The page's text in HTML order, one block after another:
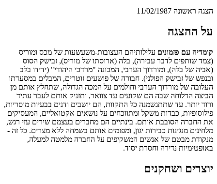
הצגה ראשונה 11/02/1987
על ההצגה
קומדיה עם פזמונים עלילותיהם העצובות-משעשעות של מכס ומוריס
(צמד שותפים לדבר עבירה), בלה (ארוסתו של מוריס), זבישק הסוס
(אביה של בלה), ומורדוך הערבי, המכונה "מרדכי היהודי" (ידידו בלב
ובנפש של זבישק הפולני). חבורה של פושעים זוטרים, המבלים במסעדתו
העלובה של מורדוך הערבי וחולמים על המכה הגדולה, שתחלץ אותם מן
הביצה הדלוחה שבה הם שקועים עד צוואר, ותזניק אותם לעבר עתיד
ורוד יותר. עד שתתגשמנה כל התקוות, הם יושבים ודנים בבעיות מוסריות,
פילוסופיות, כבדות משקל ומתווכחים על נושאים אקטואליים, המעסיקים
את החברה הסובבת אותם. בינתיים הם מחברים בעצמם שירים עזי רגש,
מלחינים מנגינות כבירות יגון, ומפזמים אותם בשמחה ללא מצרים. כל זה -
מנקודת מבטם של אנשים המשקיפים על החברה מלמטה למעלה,
באופטימיות נדירה וחסרת יסוד.
יוצרים ושחקנים